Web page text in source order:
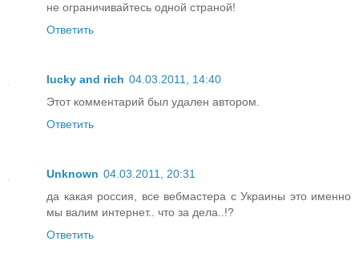
не ограничивайтесь одной страной!
Ответить
lucky and rich 04.03.2011, 14:40
Этот комментарий был удален автором.
Ответить
Unknown 04.03.2011, 20:31
да какая россия, все вебмастера с Украины это именно
мы валим интернет.. что за дела..!?
Ответить